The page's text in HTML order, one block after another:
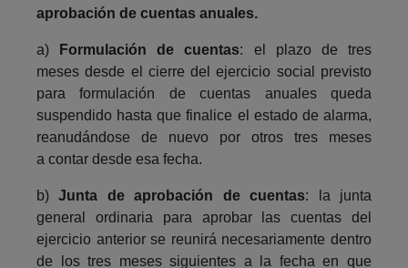
aprobación de cuentas anuales.
a) Formulación de cuentas: el plazo de tres
meses desde el cierre del ejercicio social previsto
para formulación de cuentas anuales queda
suspendido hasta que finalice el estado de alarma,
reanudándose de nuevo por otros tres meses
a contar desde esa fecha.
b)Junta de aprobación de cuentas: la junta
general ordinaria para aprobar las cuentas del
ejercicio anterior se reunirá necesariamente dentro
de los tres meses siguientes a la fecha en que